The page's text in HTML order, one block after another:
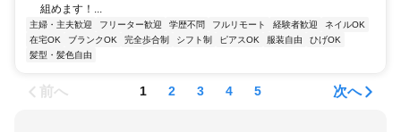
組めます！...
主婦・主夫歓迎 フリーター歓迎 学歴不問 フルリモート 経験者歓迎
ネイルOK
在宅OK
ブランクOK 完全歩合制 シフト制 ピアスOK 服装自由
ひげOK
髪型・髪色自由
前へ 1 2 3 4 5 次へ